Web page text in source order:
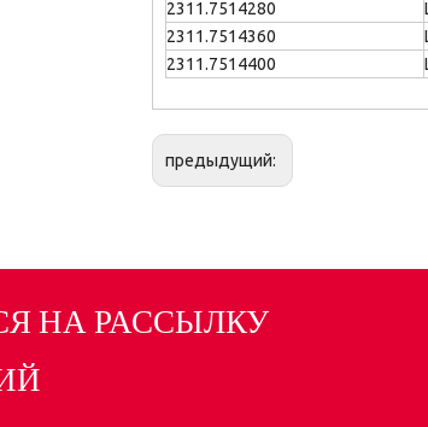
2311.7514280
2311.7514360
2311.7514400
предыдущий:
НА РАССЫЛКУ